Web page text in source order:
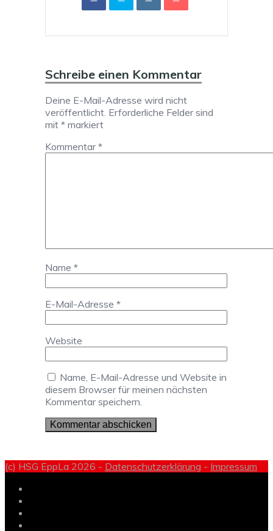
Schreibe einen Kommentar
Deine E-Mail-Adresse wird nicht
veröffentlicht. Erforderliche Felder sind
mit * markiert
Kommentar*
Name *
E-Mail-Adresse *
Website
Name, E-Mail-Adresse und Website in
diesem Browser für meinen nächsten
Kommentar speichern.
(c) HSG EppLa 2026 - Datenschutzerklärung - Impressum